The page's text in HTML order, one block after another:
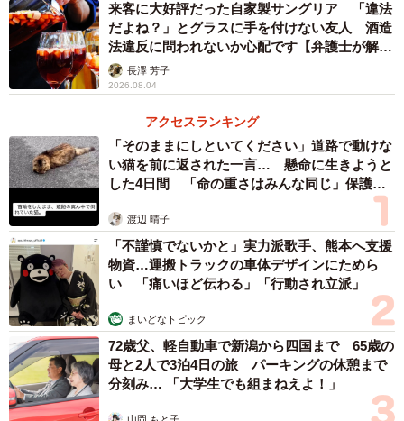
具や家電製品の買い替え費用などが考えられます。さら
に、下の階の部屋まで水漏れしてしまった場合の損害や、B
さんが自宅の修繕工事が終わるまでホテルでの生活を余儀
なくされた場合の宿泊費用なども、賠償の範囲に含まれる
ーこのような場合に利用できる保険はありますか
このケースでは、Bさんの火災保険と、Aさんの個人賠償責
任保険が利用できる可能性があります。Bさんは自身の火災
保険（風災補償や水災補償）を確認すべきですが、保険会
社がAさんに賠償を求める（求償権の行使）可能性がありま
す。その場合、友人の個人賠償責任保険（火災保険や自動
車保険、クレジットカードの特約として付帯していること
が多い）が役立ちます。
現実的な流れとしては、まずBさんの火災保険で対応できる
来客に大好評だった自家製サングリア 「違法
だよね？」とグラスに手を付けない友人 酒造
法違反に問われないか心配です【弁護士が解
説】長澤 芳子
2026.08.04
アクセスランキング
「そのままにしといてください」道路で動けな
い猫を前に返された一言… 懸命に生きようと
した4日間 「命の重さはみんな同じ」保護団
渡辺 晴子
「不謹慎でないかと」実力派歌手、熊本へ支援
物資…運搬トラックの車体デザインにためら
い 「痛いほど伝わる」「行動され立派」
まいどなトピック
72歳父、軽自動車で新潟から四国まで 65歳の
母と2人で3泊4日の旅 パーキングの休憩まで
分刻み… 「大学生でも組まねえよ！」
山岡 もと子